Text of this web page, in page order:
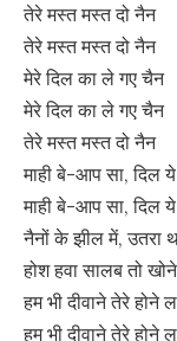
तेरे मस्त मस्त दो नैन
तेरे मस्त मस्त दो नैन
मेरे दिल का ले गए चैन
मेरे दिल का ले गए चैन
तेरे मस्त मस्त दो नैन
माही बे-आप सा, दिल
माही बे-आप सा, दिल
नैनों के झील में, उतरा
होश हवा सालब तो
हम भी दीवाने तेरे होने
हम भी दीवाने तेरे होने